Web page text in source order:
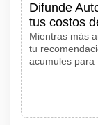
Difunde
tus costos
Mientras más
tu
acumules para